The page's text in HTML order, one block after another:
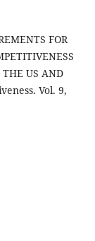
FOR
THE US AND
Vol. 9,